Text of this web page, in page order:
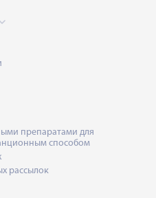
препаратами для
способом
рассылок